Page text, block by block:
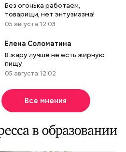
Без огонька работаем,
товарищи, нет энтузиазма!
05 августа 12:03
Елена Соломатина
В жару лучше не есть жирную
пищу
05 августа 12:02
Все мнения